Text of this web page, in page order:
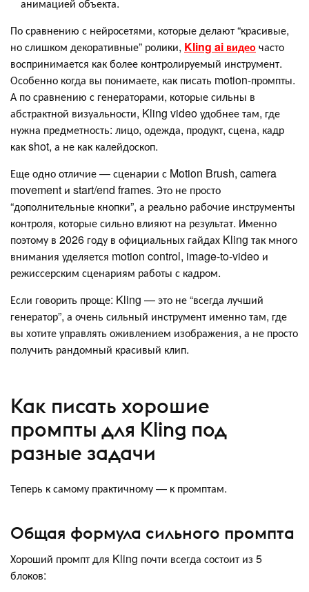
анимацией объекта.
По сравнению с нейросетями, которые делают “красивые,
но слишком декоративные” ролики, Kling ai видео часто
воспринимается как более контролируемый инструмент.
Особенно когда вы понимаете, как писать motion-промпты.
А по сравнению с генераторами, которые сильны в
абстрактной визуальности, Kling video удобнее там, где
нужна предметность: лицо, одежда, продукт, сцена, кадр
как shot, а не как калейдоскоп.
Еще одно отличие — сценарии с Motion Brush, camera
movement и start/end frames. Это не просто
“дополнительные кнопки”, а реально рабочие инструменты
контроля, которые сильно влияют на результат. Именно
поэтому в 2026 году в официальных гайдах Kling так много
внимания уделяется motion control, image-to-video и
режиссерским сценариям работы с кадром.
Если говорить проще: Kling — это не “всегда лучший
генератор”, а очень сильный инструмент именно там, где
вы хотите управлять оживлением изображения, а не просто
получить рандомный красивый клип.
Как писать хорошие
промпты для Kling под
разные задачи
Теперь к самому практичному — к промптам.
Общая формула сильного промпта
Хороший промпт для Kling почти всегда состоит из 5
блоков: